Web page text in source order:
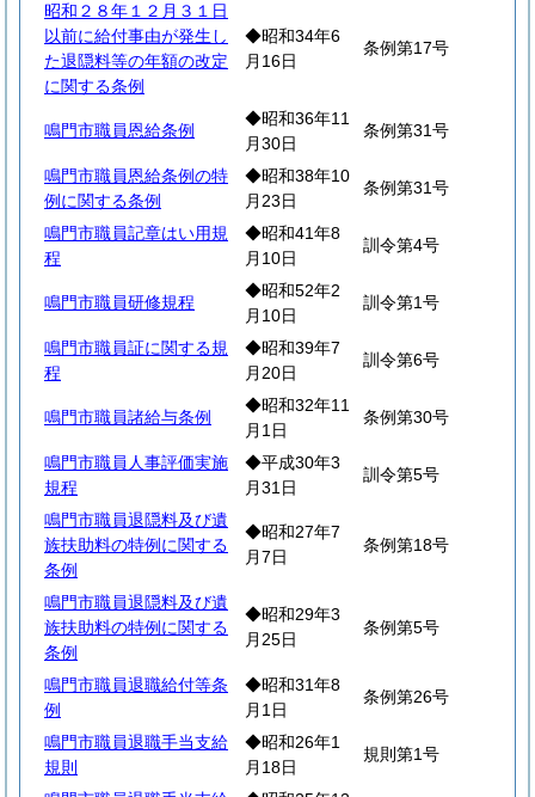
昭和２８年１２月３１日
以前に給付事由が発生し
た退隠料等の年額の改定
に関する条例
◆昭和34年6
月16日
条例第17号
鳴門市職員恩給条例
◆昭和36年11
月30日
条例第31号
鳴門市職員恩給条例の特
例に関する条例
◆昭和38年10
月23日
条例第31号
鳴門市職員記章はい用規
程
◆昭和41年8
月10日
訓令第4号
鳴門市職員研修規程
◆昭和52年2
月10日
訓令第1号
鳴門市職員証に関する規
程
◆昭和39年7
月20日
訓令第6号
鳴門市職員諸給与条例
◆昭和32年11
月1日
条例第30号
鳴門市職員人事評価実施
規程
◆平成30年3
月31日
訓令第5号
鳴門市職員退隠料及び遺
族扶助料の特例に関する
条例
◆昭和27年7
月7日
条例第18号
鳴門市職員退隠料及び遺
族扶助料の特例に関する
条例
◆昭和29年3
月25日
条例第5号
鳴門市職員退職給付等条
例
◆昭和31年8
月1日
条例第26号
鳴門市職員退職手当支給
規則
◆昭和26年1
月18日
規則第1号